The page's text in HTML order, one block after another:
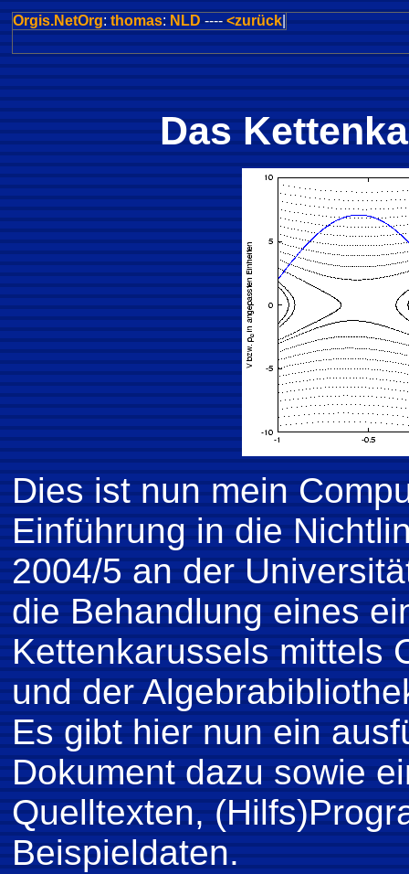
Orgis.NetOrg:thomas: NLD ----<zurück
Das
Dies ist nun mein
Einführung in die
2004/5 an der
die Behandlung eines
Kettenkarussels mittels
und der
Es gibt hier nun ein
Dokument dazu sowie
Quelltexten,
Beispieldaten.